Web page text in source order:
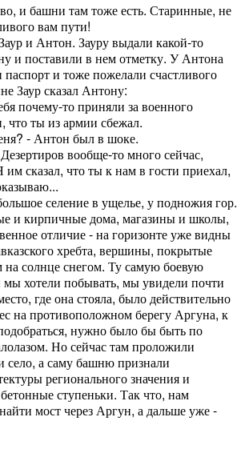
и башни там тоже есть. Старинные, не
вам пути!
и Антон. Зауру выдали какой-то
и поставили в нем отметку. У Антона
и тоже пожелали счастливого
Заур сказал Антону:
почему-то приняли за военного
что ты из армии сбежал.
- Антон был в шоке.
вообще-то много сейчас,
сказал, что ты к нам в гости приехал,
селение в ущелье, у подножия гор.
и кирпичные дома, магазины и школы,
отличие - на горизонте уже видны
хребта, вершины, покрытые
солнце снегом. Ту самую боевую
хотели побывать, мы увидели почти
где она стояла, было действительно
на противоположном берегу Аргуна, к
нужно было бы быть по
Но сейчас там проложили
село, а саму башню признали
регионального значения и
ступеньки. Так что, нам
мост через Аргун, а дальше уже -